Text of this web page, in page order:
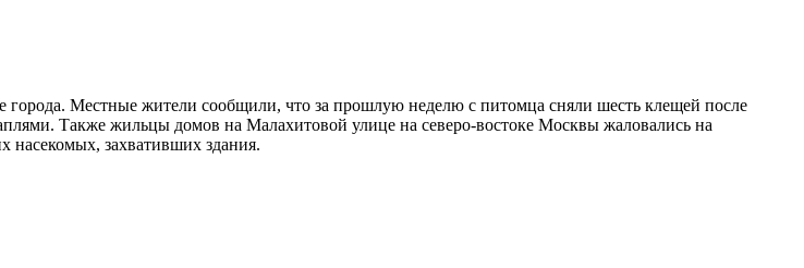
Местные жители сообщили, что за прошлую неделю с питомца сняли шесть клещей после
Также жильцы домов на Малахитовой улице на северо-востоке Москвы жаловались на
насекомых, захвативших здания.